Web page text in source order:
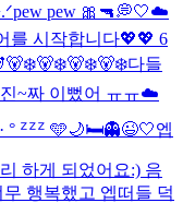
pew pew 🎀🔫💭🤍☁️
를 시작합니다💖💖 6
다들
~짜 이뻤어 ㅠㅠ☁️
ᙆᙆᙆ 🩵🌙🛏️👻😉🤍엡
하게 되었어요:) 음
행복했고 엡떠들 덕